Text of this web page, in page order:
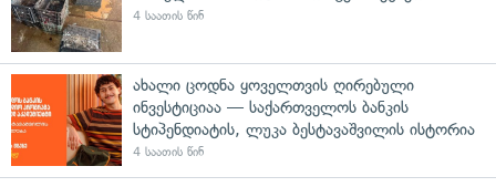
4 საათის წინ
ახალი ცოდნა ყოველთვის ღირებული
ინვესტიციაა — საქართველოს ბანკის
სტიპენდიატის, ლუკა ბესტავაშვილის ისტორია
4 საათის წინ